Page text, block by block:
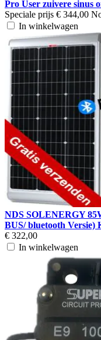
Pro User zuivere sinus
Speciale prijs € 344,00
In winkelwagen
NDS SOLENERGY
BUS/ bluetooth Versie)
€ 322,00
In winkelwagen